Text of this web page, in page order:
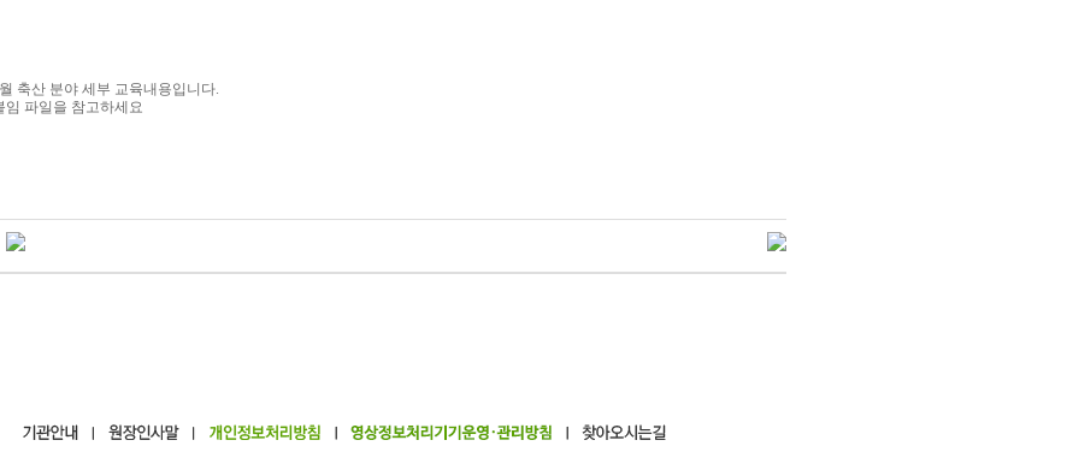
축산 분야 세부 교육내용입니다.
임 파일을 참고하세요